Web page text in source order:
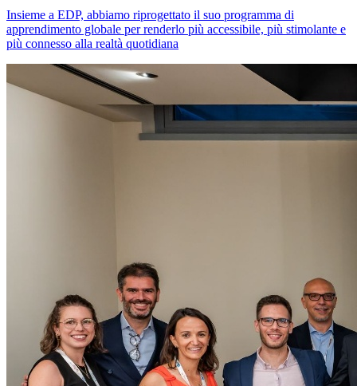
Insieme a EDP, abbiamo riprogettato il suo programma di
apprendimento globale per renderlo più accessibile, più stimolante e
più connesso alla realtà quotidiana